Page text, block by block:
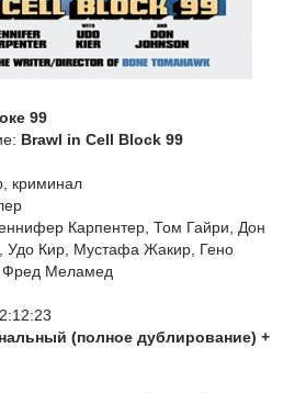
99
Brawl in Cell Block 99
криминал
Карпентер, Том Гайри, Дон
Удо Кир, Мустафа Жакир, Гено
Фред Меламед
(полное дублирование) +